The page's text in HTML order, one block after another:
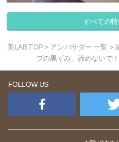
すべての
美LAB.TOP> アンバサダー 一覧 >
プの黒ずみ、諦めないで
FOLLOW US